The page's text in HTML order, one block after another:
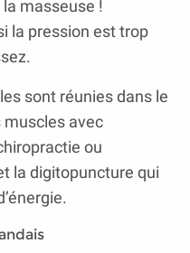
masseuse !
la pression est trop
sont réunies dans le
muscles avec
ou
la digitopuncture qui